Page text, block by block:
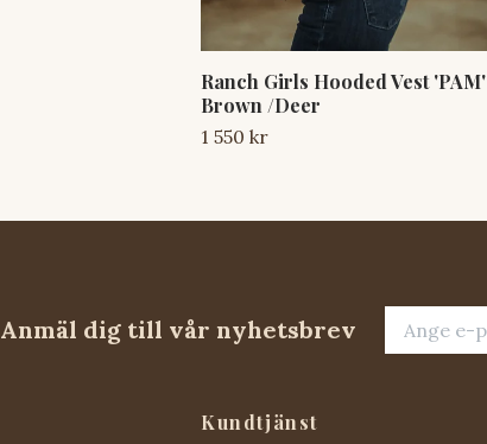
Ranch Girls Hooded Vest 'PAM'
Brown /Deer
1 550 kr
Anmäl dig till vår nyhetsbrev
Kundtjänst